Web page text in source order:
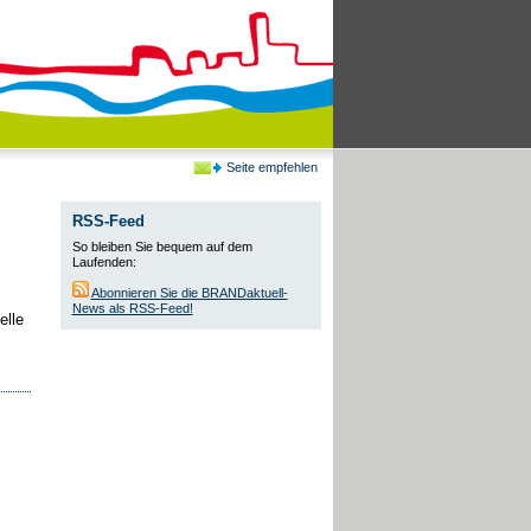
Seite empfehlen
RSS-Feed
So bleiben Sie bequem auf dem
Laufenden:
Abonnieren Sie die BRANDaktuell-
News als RSS-Feed!